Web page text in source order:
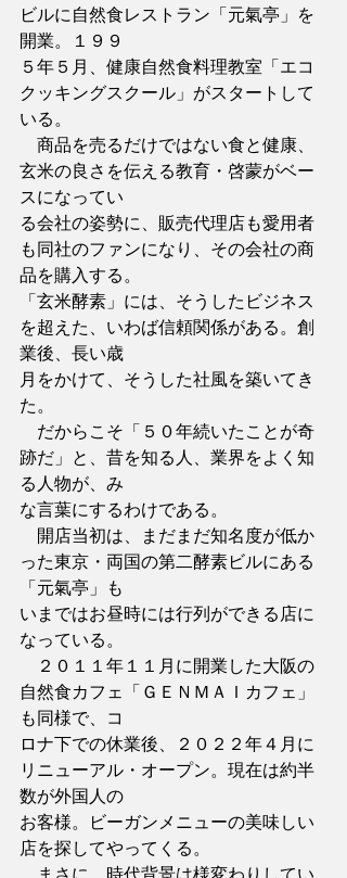
ビルに自然食レストラン「元氣亭」を
開業。１９９
５年５月、健康自然食料理教室「エコ
クッキングスクール」がスタートして
いる。
商品を売るだけではない食と健康、
玄米の良さを伝える教育・啓蒙がベー
スになってい
る会社の姿勢に、販売代理店も愛用者
も同社のファンになり、その会社の商
品を購入する。
「玄米酵素」には、そうしたビジネス
を超えた、いわば信頼関係がある。創
業後、長い歳
月をかけて、そうした社風を築いてき
た。
だからこそ「５０年続いたことが奇
跡だ」と、昔を知る人、業界をよく知
る人物が、み
な言葉にするわけである。
開店当初は、まだまだ知名度が低か
った東京・両国の第二酵素ビルにある
「元氣亭」も
いまではお昼時には行列ができる店に
なっている。
２０１１年１１月に開業した大阪の
自然食カフェ「ＧＥＮＭＡＩカフェ」
も同様で、コ
ロナ下での休業後、２０２２年４月に
リニューアル・オープン。現在は約半
数が外国人の
お客様。ビーガンメニューの美味しい
店を探してやってくる。